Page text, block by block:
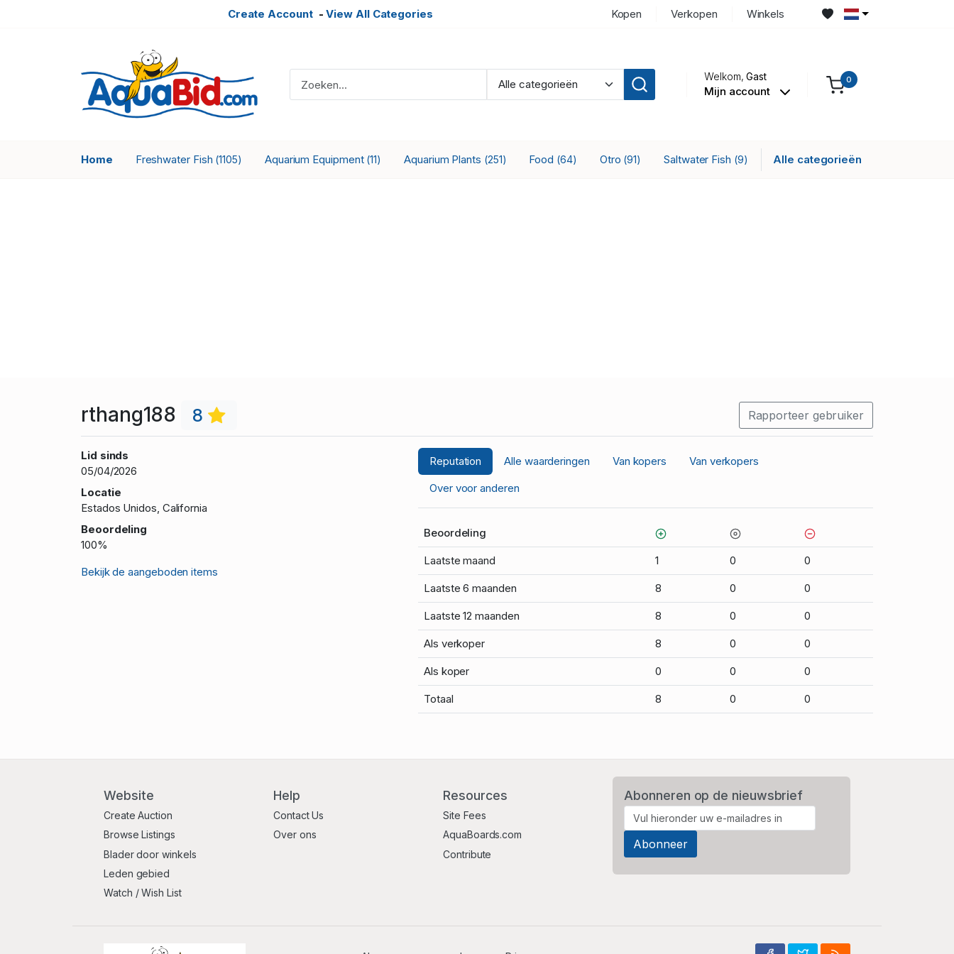
Create Account-View All Categories Kopen Verkopen Winkels
Welkom,Gast
Mijn account
0
Home Freshwater Fish (1105) Aquarium Equipment (11) Aquarium Plants (251) Food (64) Otro (91) Saltwater Fish (9) Alle categorieën
rthang188 8 Rapporteer gebruiker
Lid sinds
05/04/2026
Locatie
Estados Unidos, California
Beoordeling
100%
Bekijk de aangeboden items
Reputation Alle waarderingen Van kopers
Van verkopers
Over voor anderen
Beoordeling
Laatste maand 1 0 0
Laatste 6 maanden 8 0 0
Laatste 12 maanden 8 0 0
Als verkoper 8 0 0
Als koper 0 0 0
Totaal 8 0 0
Website
Create Auction
Browse Listings
Blader door winkels
Leden gebied
Watch / Wish List
Help
Contact Us
Over ons
Resources
Site Fees
AquaBoards.com
Contribute
Abonneren op de nieuwsbrief